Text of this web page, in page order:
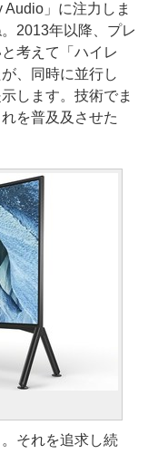
」に注力しま
2013年以降、プレ
考えて「ハイレ
、同時に並行し
します。技術でま
を普及及させた
それを追求し続